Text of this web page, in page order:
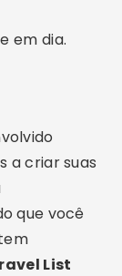
em dia.
a criar suas
que você
List